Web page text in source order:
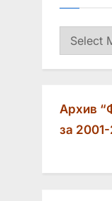
Архив
Архив
за